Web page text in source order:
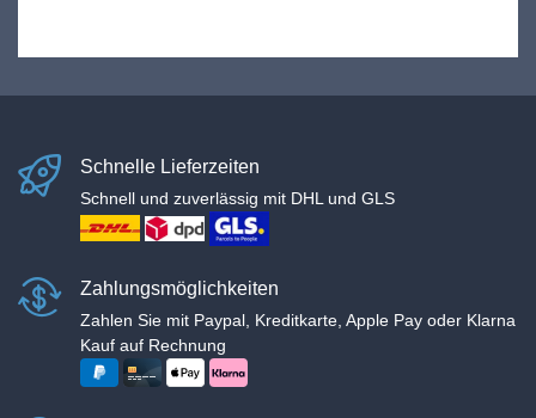
Schnelle Lieferzeiten
Schnell und zuverlässig mit DHL und GLS
Zahlungsmöglichkeiten
Zahlen Sie mit Paypal, Kreditkarte, Apple Pay oder Klarna
Kauf auf Rechnung